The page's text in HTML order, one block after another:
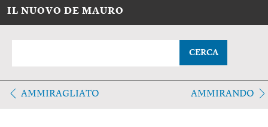
IL NUOVO DE MAURO
CERCA
AMMIRAGLIATO AMMIRANDO